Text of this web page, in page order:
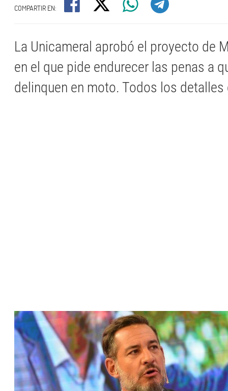
COMPARTIR EN:
La Unicameral aprobó el proyecto de
en el que pide endurecer las penas a
delinquen en moto. Todos los